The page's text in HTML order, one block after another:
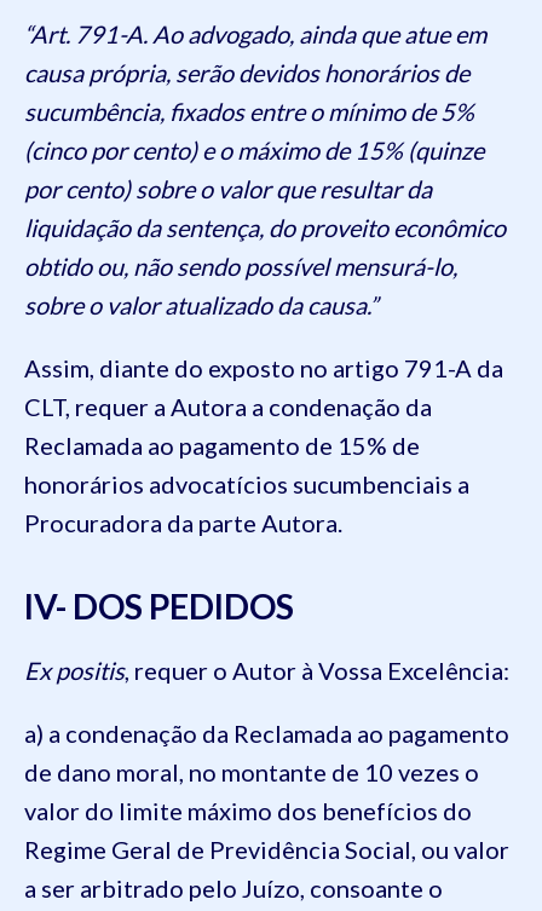
“Art. 791-A. Ao advogado, ainda que atue em
causa própria, serão devidos honorários de
sucumbência, fixados entre o mínimo de 5%
(cinco por cento) e o máximo de 15% (quinze
por cento) sobre o valor que resultar da
liquidação da sentença, do proveito econômico
obtido ou, não sendo possível mensurá-lo,
sobre o valor atualizado da causa.”
Assim, diante do exposto no artigo 791-A da
CLT, requer a Autora a condenação da
Reclamada ao pagamento de 15% de
honorários advocatícios sucumbenciais a
Procuradora da parte Autora.
IV- DOS PEDIDOS
Ex positis, requer o Autor à Vossa Excelência:
a) a condenação da Reclamada ao pagamento
de dano moral, no montante de 10 vezes o
valor do limite máximo dos benefícios do
Regime Geral de Previdência Social, ou valor
a ser arbitrado pelo Juízo, consoante o